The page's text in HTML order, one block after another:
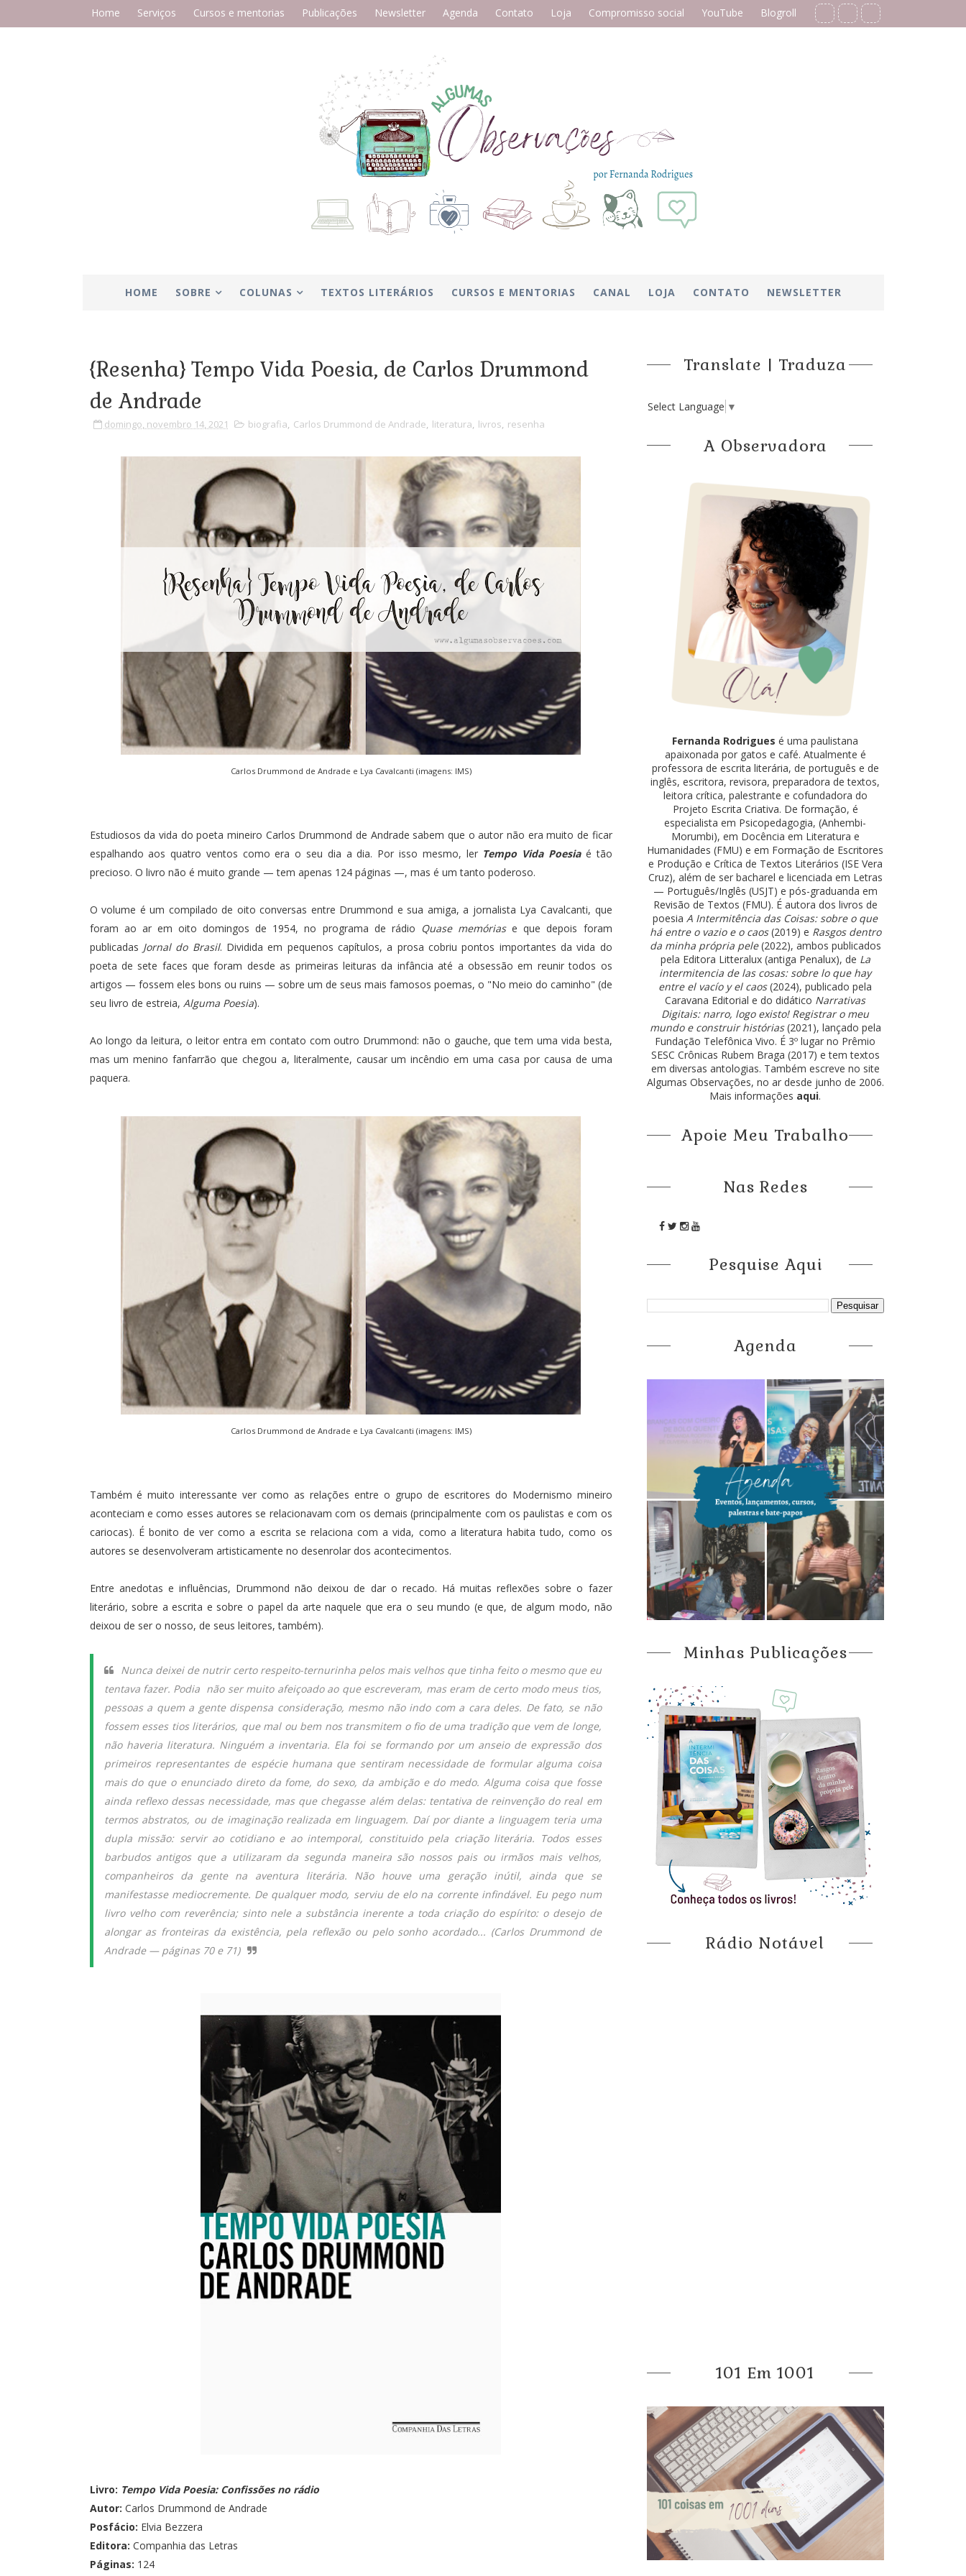
Home Serviços Cursos e mentorias Publicações Newsletter Agenda Contato Loja Compromisso social YouTube Blogroll
HOME SOBRE COLUNAS TEXTOS LITERÁRIOS CURSOS E MENTORIAS CANAL LOJA CONTATO NEWSLETTER
{Resenha} Tempo Vida Poesia, de Carlos Drummond
de Andrade
domingo, novembro 14, 2021 biografia, Carlos Drummond de Andrade, literatura, livros, resenha
Carlos Drummond de Andrade e Lya Cavalcanti (imagens: IMS)
Estudiosos da vida do poeta mineiro Carlos Drummond de Andrade sabem que o autor não era muito de ficar
espalhando aos quatro ventos como era o seu dia a dia. Por isso mesmo, ler Tempo Vida Poesiaé tão
precioso. O livro não é muito grande — tem apenas 124 páginas —, mas é um tanto poderoso.
O volume é um compilado de oito conversas entre Drummond e sua amiga, a jornalista Lya Cavalcanti, que
foram ao ar em oito domingos de 1954, no programa de rádio Quase memóriase que depois foram
publicadas Jornal do Brasil. Dividida em pequenos capítulos, a prosa cobriu pontos importantes da vida do
poeta de sete faces que foram desde as primeiras leituras da infância até a obsessão em reunir todos os
artigos — fossem eles bons ou ruins — sobre um de seus mais famosos poemas, o "No meio do caminho" (de
seu livro de estreia, Alguma Poesia).
Ao longo da leitura, o leitor entra em contato com outro Drummond: não o gauche, que tem uma vida besta,
mas um menino fanfarrão que chegou a, literalmente, causar um incêndio em uma casa por causa de uma
paquera.
Carlos Drummond de Andrade e Lya Cavalcanti (imagens: IMS)
Também é muito interessante ver como as relações entre o grupo de escritores do Modernismo mineiro
aconteciam e como esses autores se relacionavam com os demais (principalmente com os paulistas e com os
cariocas). É bonito de ver como a escrita se relaciona com a vida, como a literatura habita tudo, como os
autores se desenvolveram artisticamente no desenrolar dos acontecimentos.
Entre anedotas e influências, Drummond não deixou de dar o recado. Há muitas reflexões sobre o fazer
literário, sobre a escrita e sobre o papel da arte naquele que era o seu mundo (e que, de algum modo, não
deixou de ser o nosso, de seus leitores, também).
Nunca deixei de nutrir certo respeito-ternurinha pelos mais velhos que tinha feito o mesmo que eu
tentava fazer. Podia não ser muito afeiçoado ao que escreveram, mas eram de certo modo meus tios,
pessoas a quem a gente dispensa consideração, mesmo não indo com a cara deles. De fato, se não
fossem esses tios literários, que mal ou bem nos transmitem o fio de uma tradição que vem de longe,
não haveria literatura. Ninguém a inventaria. Ela foi se formando por um anseio de expressão dos
primeiros representantes de espécie humana que sentiram necessidade de formular alguma coisa
mais do que o enunciado direto da fome, do sexo, da ambição e do medo. Alguma coisa que fosse
ainda reflexo dessas necessidade, mas que chegasse além delas: tentativa de reinvenção do real em
termos abstratos, ou de imaginação realizada em linguagem. Daí por diante a linguagem teria uma
dupla missão: servir ao cotidiano e ao intemporal, constituido pela criação literária. Todos esses
barbudos antigos que a utilizaram da segunda maneira são nossos pais ou irmãos mais velhos,
companheiros da gente na aventura literária. Não houve uma geração inútil, ainda que se
manifestasse mediocremente. De qualquer modo, serviu de elo na corrente infindável. Eu pego num
livro velho com reverência; sinto nele a substância inerente a toda criação do espírito: o desejo de
alongar as fronteiras da existência, pela reflexão ou pelo sonho acordado... (Carlos Drummond de
Andrade — páginas 70 e 71)
Livro: Tempo Vida Poesia: Confissões no rádio
Autor: Carlos Drummond de Andrade
Posfácio: Elvia Bezzera
Editora: Companhia das Letras
Páginas: 124
Translate | Traduza
Select Language ▼
A Observadora
Fernanda Rodrigues é uma paulistana
apaixonada por gatos e café. Atualmente é
professora de escrita literária, de português e de
inglês, escritora, revisora, preparadora de textos,
leitora crítica, palestrante e cofundadora do
Projeto Escrita Criativa. De formação, é
especialista em Psicopedagogia, (Anhembi-
Morumbi), em Docência em Literatura e
Humanidades (FMU) e em Formação de Escritores
e Produção e Crítica de Textos Literários (ISE Vera
Cruz), além de ser bacharel e licenciada em Letras
— Português/Inglês (USJT) e pós-graduanda em
Revisão de Textos (FMU). É autora dos livros de
poesia A Intermitência das Coisas: sobre o que
há entre o vazio e o caos(2019) e Rasgos dentro
da minha própria pele(2022), ambos publicados
pela Editora Litteralux (antiga Penalux), de La
intermitencia de las cosas: sobre lo que hay
entre el vacío y el caos(2024), publicado pela
Caravana Editorial e do didático Narrativas
Digitais: narro, logo existo! Registrar o meu
mundo e construir histórias(2021), lançado pela
Fundação Telefônica Vivo. É 3º lugar no Prêmio
SESC Crônicas Rubem Braga (2017) e tem textos
em diversas antologias. Também escreve no site
Algumas Observações, no ar desde junho de 2006.
Mais informações aqui.
Apoie Meu Trabalho
Nas Redes
Pesquise Aqui
Agenda
Minhas Publicações
Rádio Notável
101 Em 1001